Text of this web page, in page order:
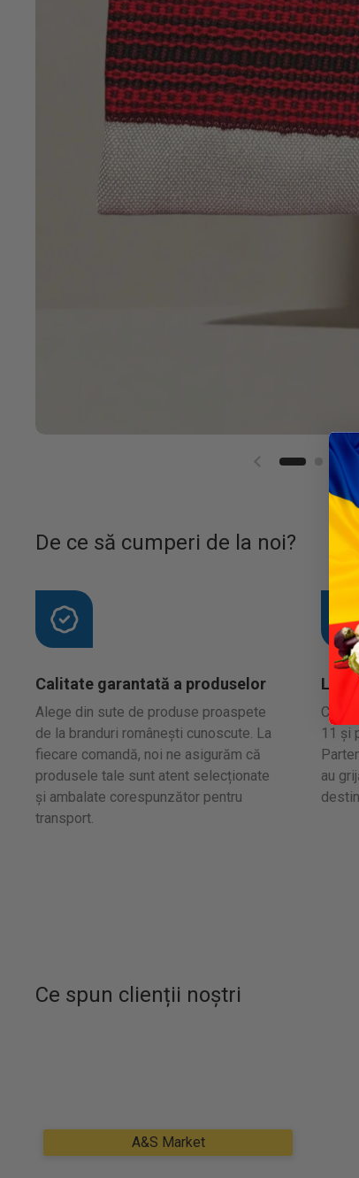
De ce să cumperi de la noi?
Calitate garantată a produselor
Alege din sute de produse proaspete
de la branduri românești cunoscute. La
fiecare comandă, noi ne asigurăm că
produsele tale sunt atent selecționate
și ambalate corespunzător pentru
transport.
11 și
au
Ce spun clienții noștri